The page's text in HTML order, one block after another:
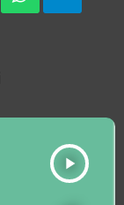
play_arrow